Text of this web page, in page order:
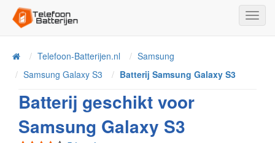
HomeTelefoon-Batterijen.nl
Samsung
Samsung Galaxy S3
Batterij Samsung Galaxy S3
Batterij geschikt voor
Samsung Galaxy S3